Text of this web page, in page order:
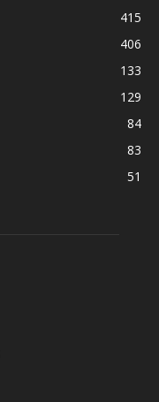
415
406
133
129
84
83
51